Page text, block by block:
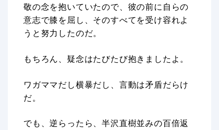
敬の念を抱いていたので、彼の前に自らの
意志で膝を屈し、そのすべてを受け容れよ
うと努力したのだ。
もちろん、疑念はたびたび抱きましたよ。
ワガママだし横暴だし、言動は矛盾だらけ
だ。
でも、逆らったら、半沢直樹並みの百倍返